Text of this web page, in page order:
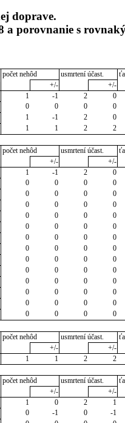
doprave.
a porovnanie s
počet nehôd usmrtení účast.
+/-
+/-
1 -1 2 0
0 0 0 0
1 -1 2 0
1 1 2 2
počet nehôd usmrtení účast.
+/-
+/-
1 -1 2 0
0 0 0 0
0 0 0 0
0 0 0 0
0 0 0 0
0 0 0 0
0 0 0 0
0 0 0 0
0 0 0 0
0 0 0 0
0 0 0 0
0 0 0 0
0 0 0 0
0 0 0 0
počet nehôd usmrtení účast.
+/-
+/-
1 1 2 2
počet nehôd usmrtení účast.
+/-
+/-
1 0 2 1
0 -1 0 -1